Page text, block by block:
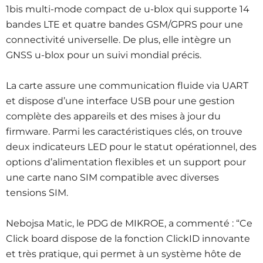
1bis multi-mode compact de u-blox qui supporte 14
bandes LTE et quatre bandes GSM/GPRS pour une
connectivité universelle. De plus, elle intègre un
GNSS u-blox pour un suivi mondial précis.
La carte assure une communication fluide via UART
et dispose d’une interface USB pour une gestion
complète des appareils et des mises à jour du
firmware. Parmi les caractéristiques clés, on trouve
deux indicateurs LED pour le statut opérationnel, des
options d’alimentation flexibles et un support pour
une carte nano SIM compatible avec diverses
tensions SIM.
Nebojsa Matic, le PDG de MIKROE, a commenté : “Ce
Click board dispose de la fonction ClickID innovante
et très pratique, qui permet à un système hôte de